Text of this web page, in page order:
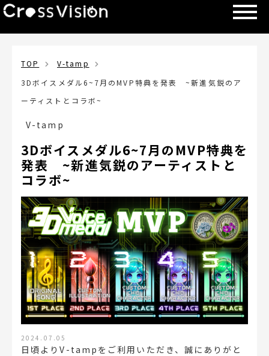
TOP
V-tamp
3Dボイスメダル6~7月のMVP特典を発表 ~新進気鋭のア
ーティストとコラボ~
V-tamp
3Dボイスメダル6~7月のMVP特典を
発表 ~新進気鋭のアーティストと
コラボ~
2024.07.05
日頃よりV-tampをご利用いただき、誠にありがと